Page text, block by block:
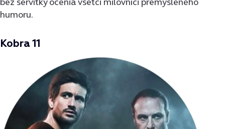
humoru.
Kobra 11